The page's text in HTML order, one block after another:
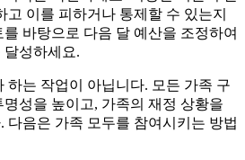
고 이를 피하거나 통제할 수 있는지
바탕으로 다음 달 예산을 조정하여
달성하세요.
하는 작업이 아닙니다. 모든 가족 구
성을 높이고, 가족의 재정 상황을
다음은 가족 모두를 참여시키는 방법